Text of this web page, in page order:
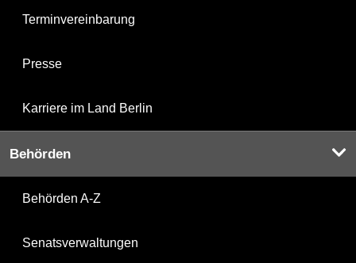
Terminvereinbarung
Presse
Karriere im Land Berlin
Behörden
Behörden A-Z
Senatsverwaltungen